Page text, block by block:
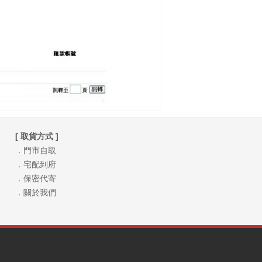
[ 取貨方式 ]
．門市自取
．宅配到府
．保密代寄
．關於我們